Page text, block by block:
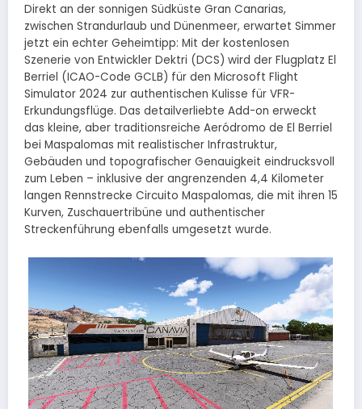
Direkt an der sonnigen Südküste Gran Canarias,
zwischen Strandurlaub und Dünenmeer, erwartet Simmer
jetzt ein echter Geheimtipp: Mit der kostenlosen
Szenerie von Entwickler Dektri (DCS) wird der Flugplatz El
Berriel (ICAO-Code GCLB) für den Microsoft Flight
Simulator 2024 zur authentischen Kulisse für VFR-
Erkundungsflüge. Das detailverliebte Add-on erweckt
das kleine, aber traditionsreiche Aeródromo de El Berriel
bei Maspalomas mit realistischer Infrastruktur,
Gebäuden und topografischer Genauigkeit eindrucksvoll
zum Leben – inklusive der angrenzenden 4,4 Kilometer
langen Rennstrecke Circuito Maspalomas, die mit ihren 15
Kurven, Zuschauertribüne und authentischer
Streckenführung ebenfalls umgesetzt wurde.